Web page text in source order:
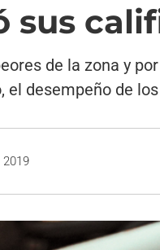
sus
de la zona y
el desempeño de
2019